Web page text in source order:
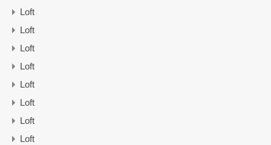
Loft
Loft
Loft
Loft
Loft
Loft
Loft
Loft